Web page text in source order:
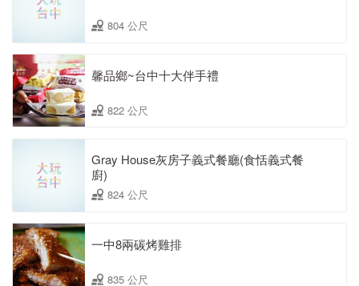
804 公尺
馨品鄉~台中十大伴手禮
822 公尺
Gray House灰房子義式餐廳(食恬義式餐
廚)
824 公尺
一中8兩碳烤雞排
835 公尺